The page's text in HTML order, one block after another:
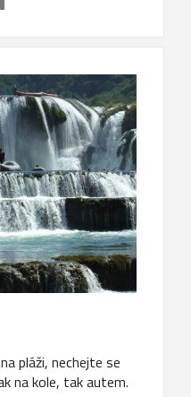
pláži, nechejte se
na kole, tak autem.